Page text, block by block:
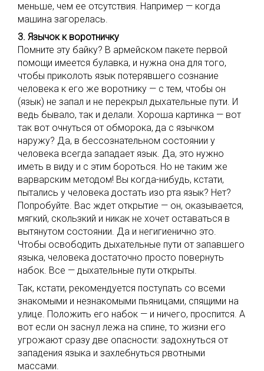
меньше, чем ее отсутствия. Например — когда
машина загорелась.
3. Язычок к воротничку
Помните эту байку? В армейском пакете первой
помощи имеется булавка, и нужна она для того,
чтобы приколоть язык потерявшего сознание
человека к его же воротнику — с тем, чтобы он
(язык) не запал и не перекрыл дыхательные пути. И
ведь бывало, так и делали. Хороша картинка — вот
так вот очнуться от обморока, да с язычком
наружу? Да, в бессознательном состоянии у
человека всегда западает язык. Да, это нужно
иметь в виду и с этим бороться. Но не таким же
варварским методом! Вы когда-нибудь, кстати,
пытались у человека достать изо рта язык? Нет?
Попробуйте. Вас ждет открытие — он, оказывается,
мягкий, скользкий и никак не хочет оставаться в
вытянутом состоянии. Да и негигиенично это.
Чтобы освободить дыхательные пути от запавшего
языка, человека достаточно просто повернуть
набок. Все — дыхательные пути открыты.
Так, кстати, рекомендуется поступать со всеми
знакомыми и незнакомыми пьяницами, спящими на
улице. Положить его набок — и ничего, проспится. А
вот если он заснул лежа на спине, то жизни его
угрожают сразу две опасности: задохнуться от
западения языка и захлебнуться рвотными
массами.